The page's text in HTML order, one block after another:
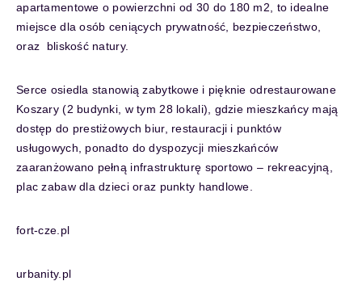
apartamentowe o powierzchni od 30 do 180 m2, to idealne
miejsce dla osób ceniących prywatność, bezpieczeństwo,
oraz bliskość natury.
Serce osiedla stanowią zabytkowe i pięknie odrestaurowane
Koszary (2 budynki, w tym 28 lokali), gdzie mieszkańcy mają
dostęp do prestiżowych biur, restauracji i punktów
usługowych, ponadto do dyspozycji mieszkańców
zaaranżowano pełną infrastrukturę sportowo – rekreacyjną,
plac zabaw dla dzieci oraz punkty handlowe.
fort-cze.pl
urbanity.pl